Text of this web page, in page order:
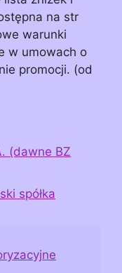
na str
warunki
w umowach o
promocji. (od
(dawne BZ
spółka